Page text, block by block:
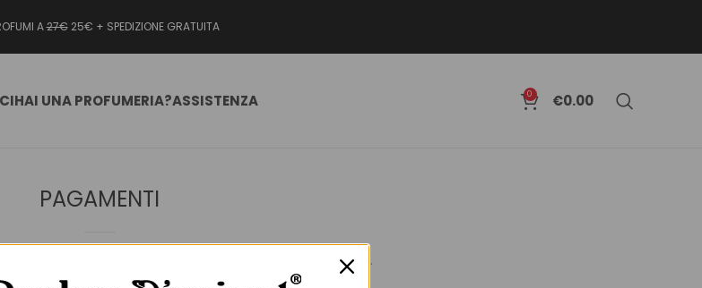
A27€25€ + SPEDIZIONE GRATUITA
HAI UNA PROFUMERIA?ASSISTENZA 0 €0.00
PAGAMENTI
internet sono comprensivi di I.V.A. e di ogni altra imposta.